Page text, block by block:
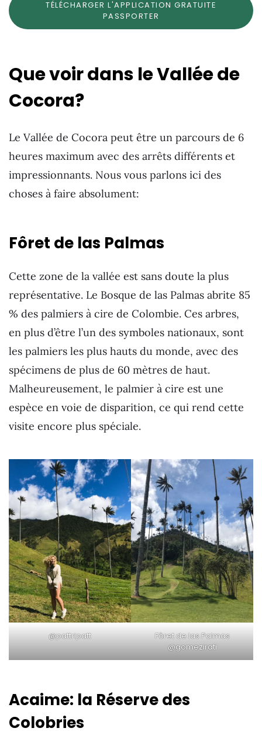
TÉLÉCHARGER L'APPLICATION GRATUITE
PASSPORTER
Que voir dans le Vallée de
Cocora?
Le Vallée de Cocora peut être un parcours de 6
heures maximum avec des arrêts différents et
impressionnants. Nous vous parlons ici des
choses à faire absolument:
Fôret de las Palmas
Cette zone de la vallée est sans doute la plus
représentative. Le Bosque de las Palmas abrite 85
% des palmiers à cire de Colombie. Ces arbres,
en plus d’être l’un des symboles nationaux, sont
les palmiers les plus hauts du monde, avec des
spécimens de plus de 60 mètres de haut.
Malheureusement, le palmier à cire est une
espèce en voie de disparition, ce qui rend cette
visite encore plus spéciale.
@pattripatt
Fôret de las Palmas
@gomezirati
Acaime: la Réserve des
Colobries